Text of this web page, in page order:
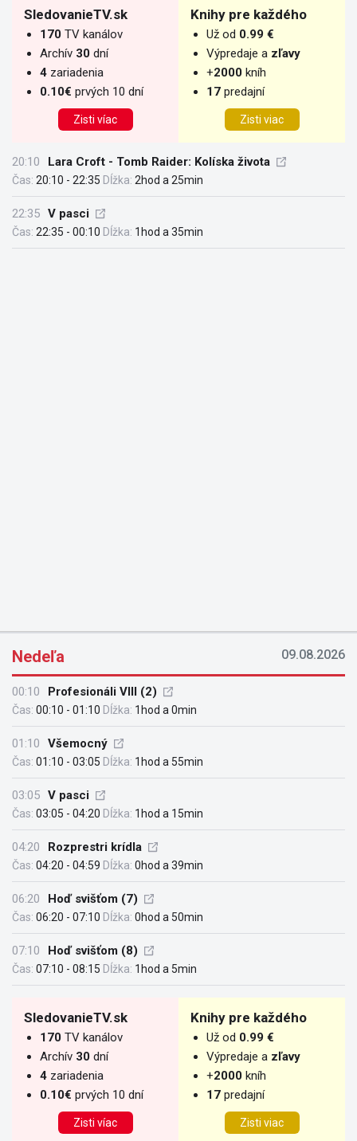
SledovanieTV.sk
170 TV kanálov
Archív 30 dní
4 zariadenia
0.10€ prvých 10 dní
Zisti víac
Knihy pre každého
Už od 0.99 €
Výpredaje a zľavy
+2000 kníh
17 predajní
Zisti viac
20:10 Lara Croft - Tomb Raider: Kolíska života
Čas: 20:10 - 22:35 Dĺžka: 2hod a 25min
22:35 V pasci
Čas: 22:35 - 00:10 Dĺžka: 1hod a 35min
Nedeľa 09.08.2026
00:10 Profesionáli VIII (2)
Čas: 00:10 - 01:10 Dĺžka: 1hod a 0min
01:10 Všemocný
Čas: 01:10 - 03:05 Dĺžka: 1hod a 55min
03:05 V pasci
Čas: 03:05 - 04:20 Dĺžka: 1hod a 15min
04:20 Rozprestri krídla
Čas: 04:20 - 04:59 Dĺžka: 0hod a 39min
06:20 Hoď svišťom (7)
Čas: 06:20 - 07:10 Dĺžka: 0hod a 50min
07:10 Hoď svišťom (8)
Čas: 07:10 - 08:15 Dĺžka: 1hod a 5min
SledovanieTV.sk
170 TV kanálov
Archív 30 dní
4 zariadenia
0.10€ prvých 10 dní
Zisti víac
Knihy pre každého
Už od 0.99 €
Výpredaje a zľavy
+2000 kníh
17 predajní
Zisti viac